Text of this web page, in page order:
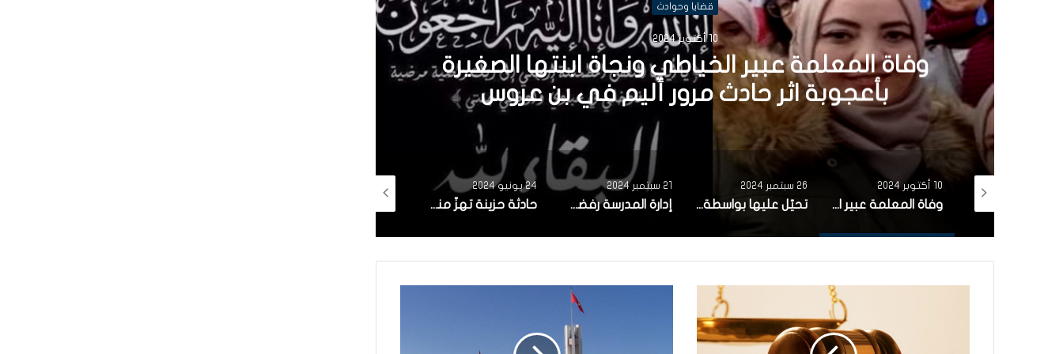
قضايا وحوادث
26 سبتمبر 2024
تحيّل عليها بواسطة ”الفيسبوك”..امراة تونسية ترسل
7 الاف دينار لمجهول (فيديو)
26 سبتمبر 2024
تحيّل عليها بواسطة ”الفيسبوك”..امراة تونسية ترسل 7 الاف دينار لمجهول (فيديو)
21 سبتمبر 2024
إدارة المدرسة رفضت منحها بطاقة دخول:وفاة تلميذة دهسها جرار فلاحي امام المدرسة الاعدادية بعوسجة
24 يونيو 2024
حادثة حزينة تهزّ منوبة : وفاة الأم من شدّة فرحتها بنجاح ابنتها الوحيدة في البكالوريا
18 يونيو 2024
غار الملح : غرق فتاتيْن من نفس العائلة.. وإنقاذ 3 أخريات